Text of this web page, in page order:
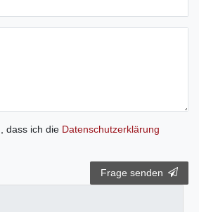
dass ich die Daten­schutz­erklärung
Frage senden